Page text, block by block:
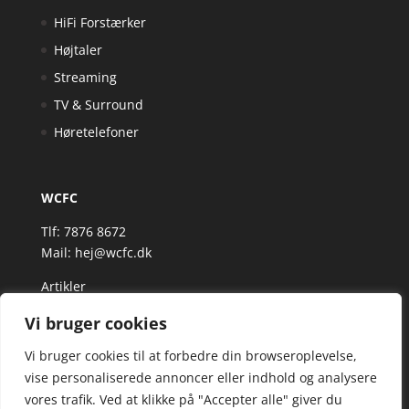
Vi bruger cookies
Vi bruger cookies til at forbedre din browseroplevelse,
vise personaliserede annoncer eller indhold og analysere
vores trafik. Ved at klikke på "Accepter alle" giver du
HiFi Forstærker
Højtaler
Streaming
TV & Surround
Høretelefoner
WCFC
Tlf: 7876 8672
Mail: hej@wcfc.dk
Artikler